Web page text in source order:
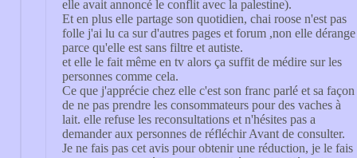
elle avait annoncé le conflit avec la palestine).
Et en plus elle partage son quotidien, chai roose n'est pas
folle j'ai lu ca sur d'autres pages et forum ,non elle dérange
parce qu'elle est sans filtre et autiste.
et elle le fait même en tv alors ça suffit de médire sur les
personnes comme cela.
Ce que j'apprécie chez elle c'est son franc parlé et sa façon
de ne pas prendre les consommateurs pour des vaches à
lait. elle refuse les reconsultations et n'hésites pas a
demander aux personnes de réfléchir Avant de consulter.
Je ne fais pas cet avis pour obtenir une réduction, je le fais